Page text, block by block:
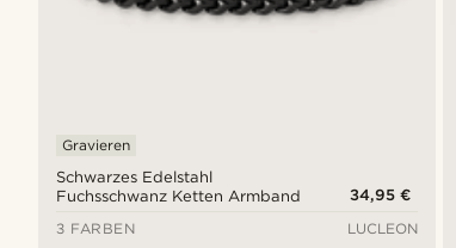
Schwarzes Edelstahl
Fuchsschwanz Ketten Armband
Gravieren
34,95 €
3 FARBEN
LUCLEON